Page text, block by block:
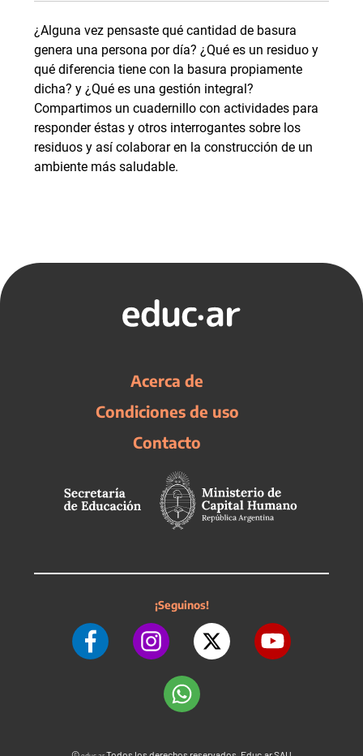
¿Alguna vez pensaste qué cantidad de basura
genera una persona por día? ¿Qué es un residuo y
qué diferencia tiene con la basura propiamente
dicha? y ¿Qué es una gestión integral?
Compartimos un cuadernillo con actividades para
responder éstas y otros interrogantes sobre los
residuos y así colaborar en la construcción de un
ambiente más saludable.
Acerca de
Condiciones de uso
Contacto
¡Seguinos!